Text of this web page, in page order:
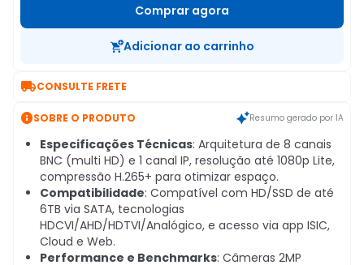
Comprar agora
Adicionar ao carrinho
CONSULTE FRETE
SOBRE O PRODUTO Resumo gerado por IA
Especificações Técnicas: Arquitetura de 8 canais
BNC (multi HD) e 1 canal IP, resolução até 1080p Lite,
compressão H.265+ para otimizar espaço.
Compatibilidade: Compatível com HD/SSD de até
6TB via SATA, tecnologias
HDCVI/AHD/HDTVI/Analógico, e acesso via app ISIC,
Cloud e Web.
Performance e Benchmarks: Câmeras 2MP